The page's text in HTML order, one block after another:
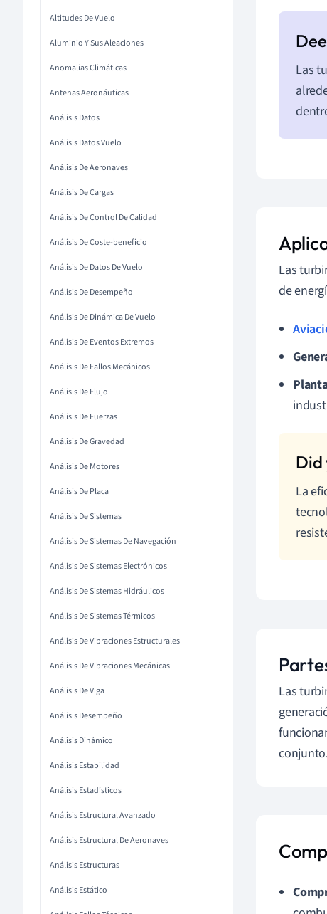
Altitudes De Vuelo
Aluminio Y Sus Aleaciones
Anomalias Climáticas
Antenas Aeronáuticas
Análisis Datos
Análisis Datos Vuelo
Análisis De Aeronaves
Análisis De Cargas
Análisis De Control De Calidad
Análisis De Coste-beneficio
Análisis De Datos De Vuelo
Análisis De Desempeño
Análisis De Dinámica De Vuelo
Análisis De Eventos Extremos
Análisis De Fallos Mecánicos
Análisis De Flujo
Análisis De Fuerzas
Análisis De Gravedad
Análisis De Motores
Análisis De Placa
Análisis De Sistemas
Análisis De Sistemas De Navegación
Análisis De Sistemas Electrónicos
Análisis De Sistemas Hidráulicos
Análisis De Sistemas Térmicos
Análisis De Vibraciones Estructurales
Análisis De Vibraciones Mecánicas
Análisis De Viga
Análisis Desempeño
Análisis Dinámico
Análisis Estabilidad
Análisis Estadísticos
Análisis Estructural Avanzado
Análisis Estructural De Aeronaves
Análisis Estructuras
Análisis Estático
Las
Las
de
La
Las